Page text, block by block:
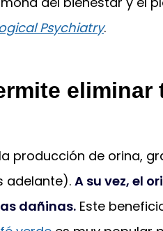
Psychiatry.
eliminar
producción de orina,
adelante). A su vez, el
dañinas. Este